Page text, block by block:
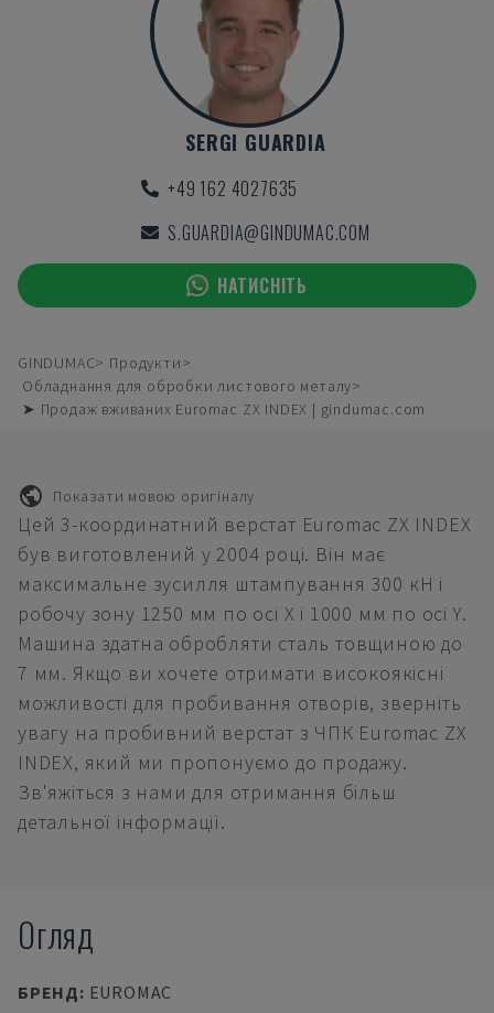
SERGI GUARDIA
+49 162 4027635
S.GUARDIA@GINDUMAC.COM
НАТИСНІТЬ
GINDUMAC
Продукти
Обладнання для обробки листового металу
➤ Продаж вживаних Euromac ZX INDEX | gindumac.com
Показати мовою оригіналу
Цей 3-координатний верстат Euromac ZX INDEX
був виготовлений у 2004 році. Він має
максимальне зусилля штампування 300 кН і
робочу зону 1250 мм по осі X і 1000 мм по осі Y.
Машина здатна обробляти сталь товщиною до
7 мм. Якщо ви хочете отримати високоякісні
можливості для пробивання отворів, зверніть
увагу на пробивний верстат з ЧПК Euromac ZX
INDEX, який ми пропонуємо до продажу.
Зв'яжіться з нами для отримання більш
детальної інформації.
Огляд
БРЕНД: EUROMAC